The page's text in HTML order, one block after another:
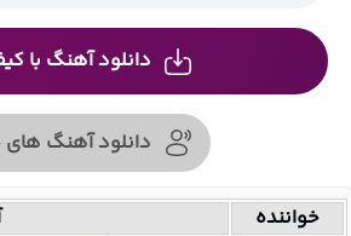
دانلود آهنگ با
دانلود آهنگ های
خواننده